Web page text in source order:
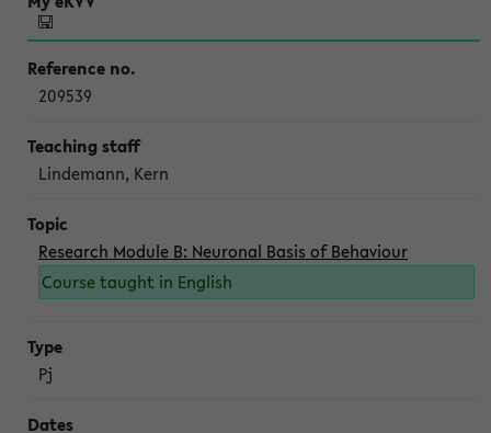
209539
Lindemann, Kern
Research Module B: Neuronal Basis of Behaviour
Course taught in English
Pj